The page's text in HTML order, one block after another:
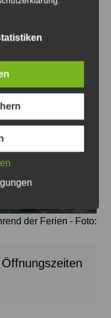
der Ferien - Foto: